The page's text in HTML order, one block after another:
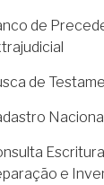
de
de
e